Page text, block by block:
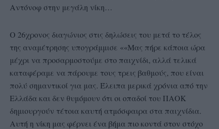
Αντόνοφ στην μεγάλη νίκη…
Ο 26χρονος διαγώνιος στις δηλώσεις του μετά το τέλος
της αναμέτρησης υπογράμμισε ««Μας πήρε κάποια ώρα
μέχρι να προσαρμοστούμε στο παιχνίδι, αλλά τελικά
καταφέραμε να πάρουμε τους τρεις βαθμούς, που είναι
πολύ σημαντικοί για μας. Έλειπα μερικά χρόνια από την
Ελλάδα και δεν θυμόμουν ότι οι οπαδοί του ΠΑΟΚ
δημιουργούν τέτοια καυτή ατμόσφαιρα στα παιχνίδια.
Αυτή η νίκη μας φέρνει ένα βήμα πιο κοντά στον στόχο